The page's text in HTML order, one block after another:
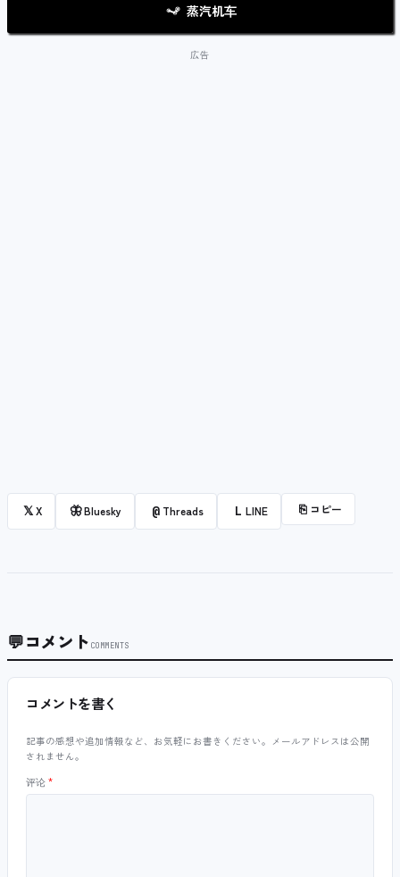
蒸汽机车
𝕏X 🦋Bluesky @ Threads L LINE ⎘ コピー
💬コメント COMMENTS
コメントを書く
記事の感想や追加情報など、お気軽にお書きください。メールアドレスは公開
されません。
评论*